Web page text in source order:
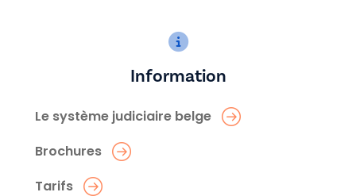
Information
Le système judiciaire belge
Brochures
Tarifs